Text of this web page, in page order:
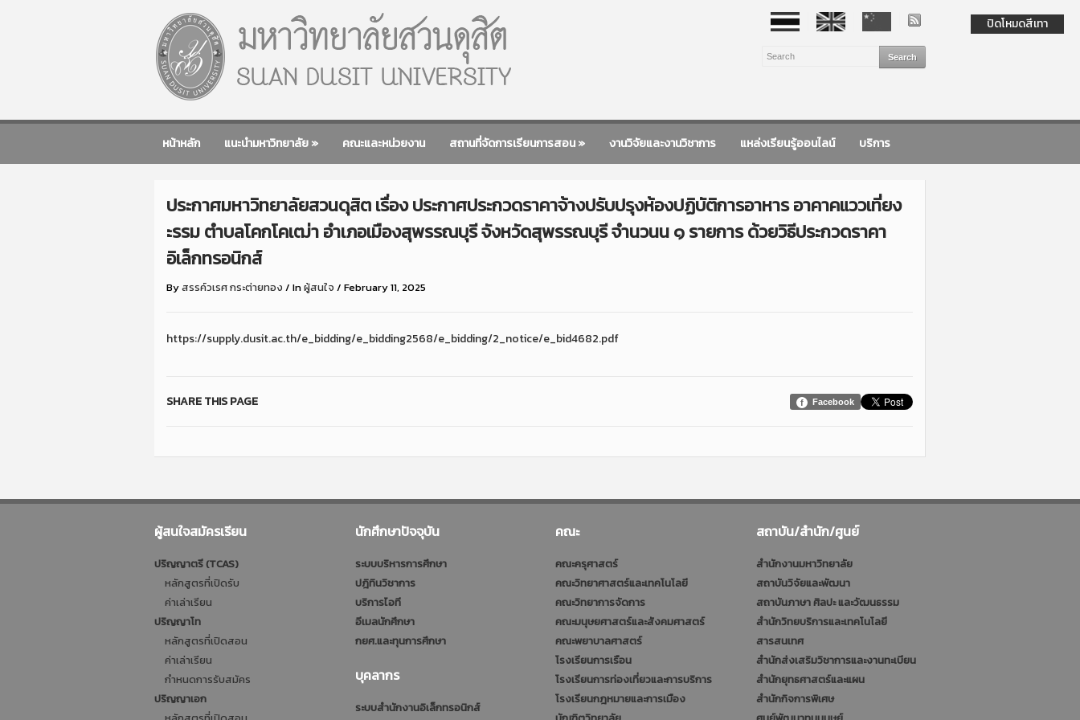
หน้าหลัก แนะนำมหาวิทยาลัย» คณะและหน่วยงาน สถานที่จัดการเรียนการสอน» งานวิจัยและงานวิชาการ แหล่งเรียนรู้ออนไลน์ บริการ
ประกาศมหาวิทยาลัยสวนดุสิต เรื่อง ประกาศประกวดราคาจ้างปรับปรุงห้องปฏิบัติการอาหาร อาคาคแววเที่ยง
ะรรม ตำบลโคกโคเฒ่า อำเภอเมืองสุพรรณบุรี จังหวัดสุพรรณบุรี จำนวนน ๑ รายการ ด้วยวิธีประกวดราคา
อิเล็กทรอนิกส์
Byสรรค์วเรศ กระต่ายทอง / Inผู้สนใจ / February 11, 2025
https://supply.dusit.ac.th/e_bidding/e_bidding2568/e_bidding/2_notice/e_bid4682.pdf
Facebook
SHARE THIS PAGE
ผู้สนใจสมัครเรียน
ปริญญาตรี (TCAS)
หลักสูตรที่เปิดรับ
ค่าเล่าเรียน
ปริญญาโท
หลักสูตรที่เปิดสอน
ค่าเล่าเรียน
กำหนดการรับสมัคร
ปริญญาเอก
นักศึกษาปัจจุบัน
ระบบบริหารการศึกษา
ปฎิทินวิชาการ
บริการไอที
อีเมลนักศึกษา
กยศ.และทุนการศึกษา
บุคลากร
ระบบสำนักงานอิเล็กทรอนิกส์
คณะ
คณะครุศาสตร์
คณะวิทยาศาสตร์และเทคโนโลยี
คณะวิทยาการจัดการ
คณะมนุษยศาสตร์และสังคมศาสตร์
คณะพยาบาลศาสตร์
โรงเรียนการเรือน
โรงเรียนการท่องเที่ยวและการบริการ
โรงเรียนกฎหมายและการเมือง
สถาบัน/สำนัก/ศูนย์
สำนักงานมหาวิทยาลัย
สถาบันวิจัยและพัฒนา
สถาบันภาษา ศิลปะ และวัฒนธรรม
สำนักวิทยบริการและเทคโนโลยี
สารสนเทศ
สำนักส่งเสริมวิชาการและงานทะเบียน
สำนักยุทธศาสตร์และแผน
สำนักกิจการพิเศษ
ปิดโหมดสีเทา